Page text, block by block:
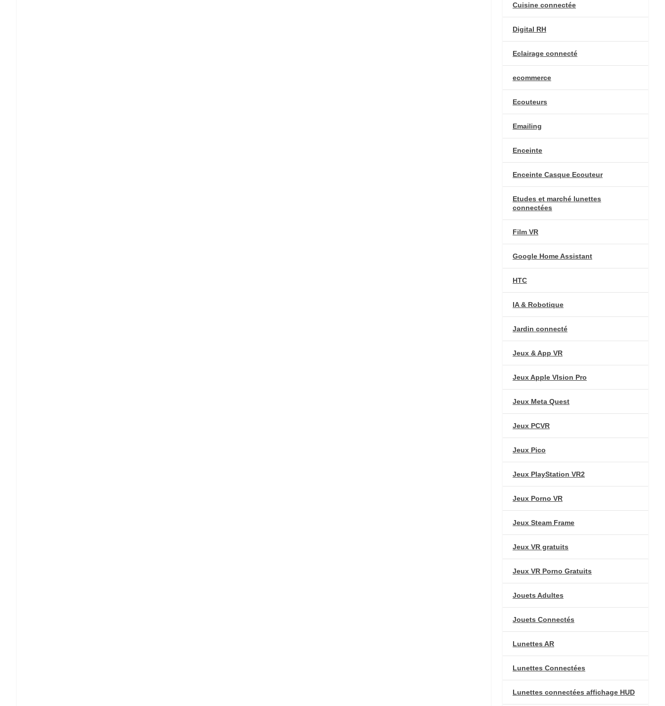
Cuisine connectée
Digital RH
Eclairage connecté
ecommerce
Ecouteurs
Emailing
Enceinte
Enceinte Casque Ecouteur
Etudes et marché lunettes
connectées
Film VR
Google Home Assistant
HTC
IA & Robotique
Jardin connecté
Jeux & App VR
Jeux Apple VIsion Pro
Jeux Meta Quest
Jeux PCVR
Jeux Pico
Jeux PlayStation VR2
Jeux Porno VR
Jeux Steam Frame
Jeux VR gratuits
Jeux VR Porno Gratuits
Jouets Adultes
Jouets Connectés
Lunettes AR
Lunettes Connectées
Lunettes connectées affichage HUD